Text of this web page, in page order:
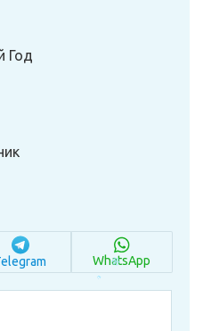
Год
WhatsApp